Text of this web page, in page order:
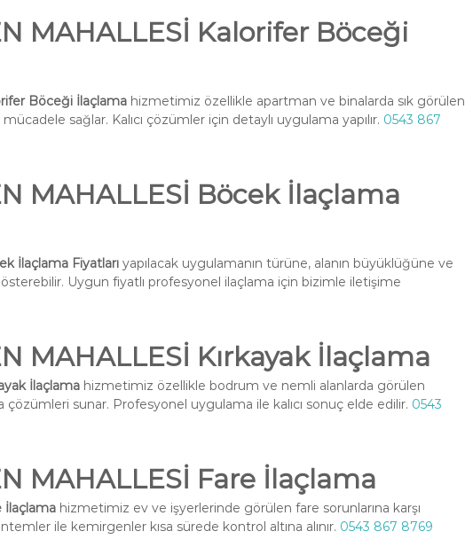
MAHALLESİ Kalorifer Böceği
Böceği İlaçlama hizmetimiz özellikle apartman ve binalarda sık görülen
sağlar. Kalıcı çözümler için detaylı uygulama yapılır. 0543 867
MAHALLESİ Böcek İlaçlama
İlaçlama Fiyatları yapılacak uygulamanın türüne, alanın büyüklüğüne ve
Uygun fiyatlı profesyonel ilaçlama için bizimle iletişime
MAHALLESİ Kırkayak İlaçlama
İlaçlama hizmetimiz özellikle bodrum ve nemli alanlarda görülen
çözümleri sunar. Profesyonel uygulama ile kalıcı sonuç elde edilir. 0543
MAHALLESİ Fare İlaçlama
İlaçlama hizmetimiz ev ve işyerlerinde görülen fare sorunlarına karşı
ile kemirgenler kısa sürede kontrol altına alınır. 0543 867 8769